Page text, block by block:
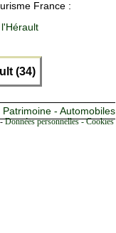
France :
(34)
- Automobiles
-Données personnelles -